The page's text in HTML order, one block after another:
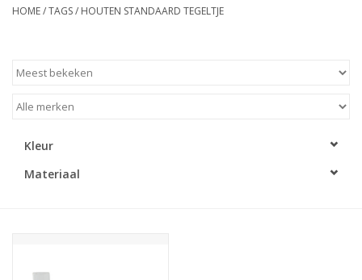
Tafelhaarden
Kaarsenhouders
LED Kaarsen
HOME/TAGS/ HOUTEN STANDAARD TEGELTJE
Kleur
Materiaal